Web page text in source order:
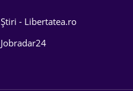
Știri - Libertatea.ro
Jobradar24